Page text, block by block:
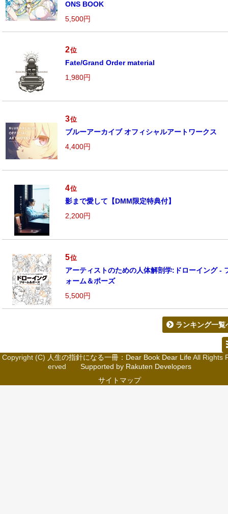
ONS BOOK
5,500円
2位
Fate/Grand Order material
1,980円
3位
ブルーアーカイブ オフィシャルアートワークス
4,400円
4位
影まで愛して【DMM限定特典付】
2,200円
5位
アーティストのための人体解剖学:ドローイング -
ォーム＆ポーズ
5,500円
ランキング一覧
Copyright (C) 人生の指針になる一冊：Dear Book Dear LifeAll Rights
erved Supported by Rakuten Developers
サイトマップ